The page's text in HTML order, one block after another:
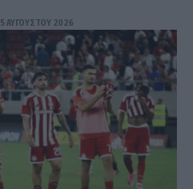
5 ΑΥΓΟΎΣΤΟΥ 2026